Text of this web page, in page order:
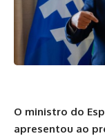
O ministro do
apresentou ao